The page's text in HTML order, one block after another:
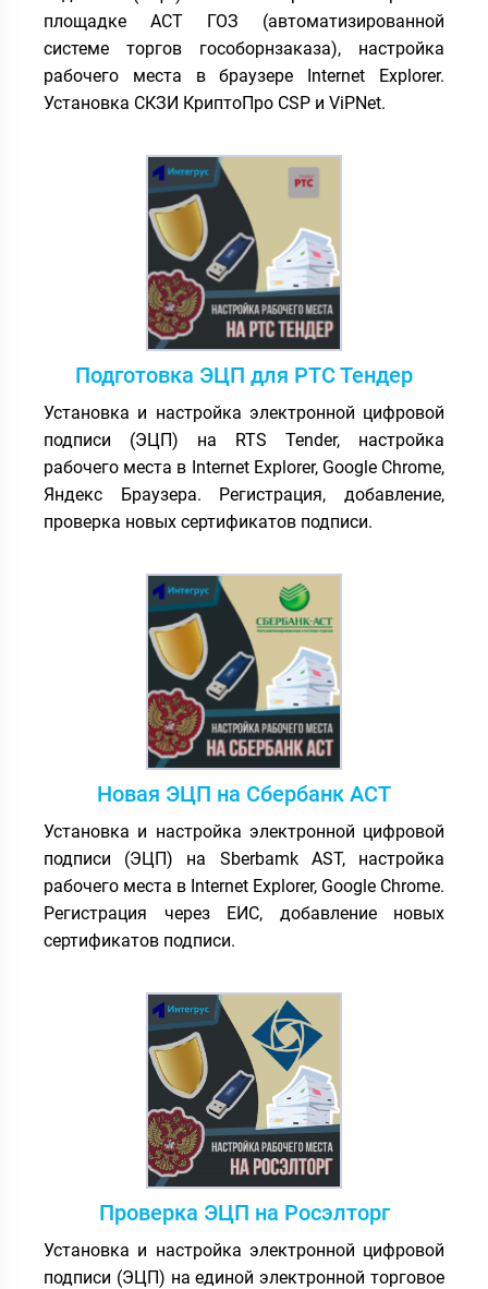
площадке АСТ ГОЗ (автоматизированной
системе торгов гособорнзаказа), настройка
рабочего места в браузере Internet Explorer.
Установка СКЗИ КриптоПро CSP и ViPNet.
Подготовка ЭЦП для РТС Тендер
Установка и настройка электронной цифровой
подписи (ЭЦП) на RTS Tender, настройка
рабочего места в Internet Explorer, Google Chrome,
Яндекс Браузера. Регистрация, добавление,
проверка новых сертификатов подписи.
Новая ЭЦП на Сбербанк АСТ
Установка и настройка электронной цифровой
подписи (ЭЦП) на Sberbamk AST, настройка
рабочего места в Internet Explorer, Google Chrome.
Регистрация через ЕИС, добавление новых
сертификатов подписи.
Проверка ЭЦП на Росэлторг
Установка и настройка электронной цифровой
подписи (ЭЦП) на единой электронной торговое